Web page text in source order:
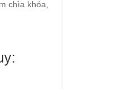
chìa khóa,